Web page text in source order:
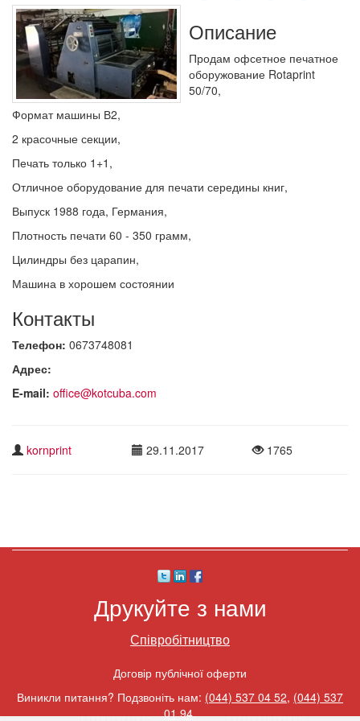
Описание
Продам офсетное печатное
оборужование Rotaprint
50/70,
Формат машины В2,
2 красочные секции,
Печать только 1+1,
Отличное оборудование для печати середины книг,
Выпуск 1988 года, Германия,
Плотность печати 60 - 350 грамм,
Цилиндры без царапин,
Машина в хорошем состоянии
Контакты
Телефон: 0673748081
Адрес:
E-mail: office@kotcuba.com
kornprint 29.11.2017 1765
Друкуйте з нами
Співробітництво
Договір публічної оферти
Виникли питання? Подзвоніть нам: (044) 537 04 52, (044) 537
01 94.